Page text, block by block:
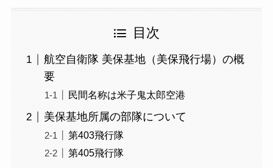
目次
航空自衛隊 美保基地（美保飛行場）の概
要
民間名称は米子鬼太郎空港
美保基地所属の部隊について
第403飛行隊
第405飛行隊